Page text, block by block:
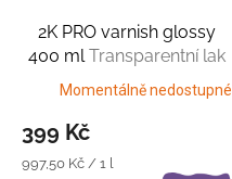
2K PRO varnish glossy
400 mlTransparentní lak
Momentálně nedostupné
399 Kč
Měrná
997,50 Kč / 1 l